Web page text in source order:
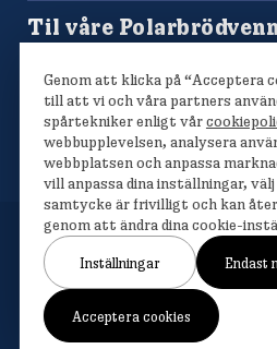
Polarmetoden
Til våre
Konkurranser
Om cookies
Personlig
Genom att klicka på “Acceptera
till att vi och våra partners
spårtekniker enligt vår
webbupplevelsen, analysera
webbplatsen och anpassa
vill anpassa dina inställningar,
samtycke är frivilligt och kan
genom att ändra dina cookie-
Inställningar Endast
Acceptera cookies